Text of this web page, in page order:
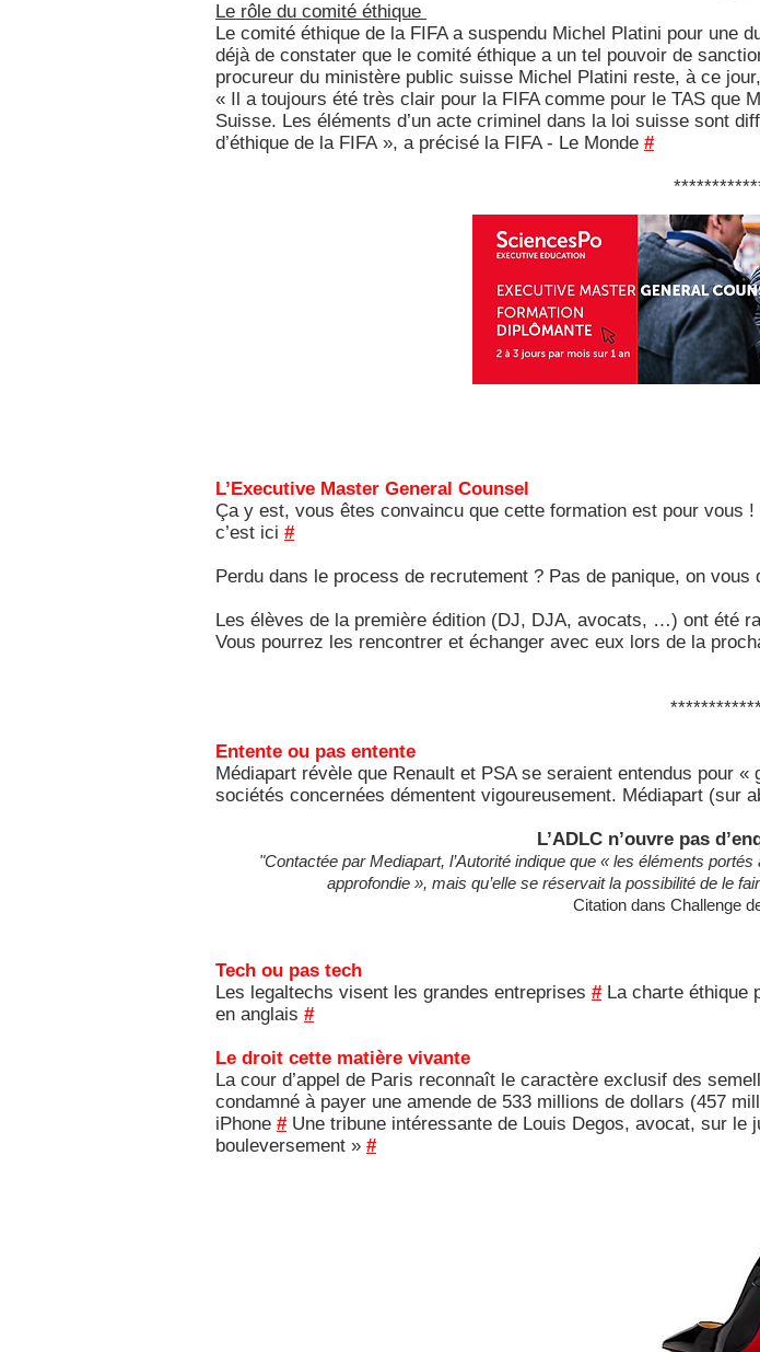
Le rôle du comité éthique
Le comité éthique de la FIFA a suspendu Michel Platini pour une
déjà de constater que le comité éthique a un tel pouvoir de
procureur du ministère public suisse Michel Platini reste, à ce
« Il a toujours été très clair pour la FIFA comme pour le TAS que
Suisse. Les éléments d’un acte criminel dans la loi suisse sont
d’éthique de la FIFA », a précisé la FIFA - Le Monde #
L’Executive Master General Counsel
Ça y est, vous êtes convaincu que cette formation est pour vous
c’est ici #
Perdu dans le process de recrutement ? Pas de panique, on vous
Les élèves de la première édition (DJ, DJA, avocats, …) ont été
Vous pourrez les rencontrer et échanger avec eux lors de la
Entente ou pas entente
Médiapart révèle que Renault et PSA se seraient entendus pour
sociétés concernées démentent vigoureusement. Médiapart (sur
L’ADLC n’ouvre pas
"Contactée par Mediapart, l’Autorité indique que « les éléments
approfondie », mais qu’elle se réservait la possibilité de le
Citation dans Challenge
Tech ou pas tech
Les legaltechs visent les grandes entreprises #La charte éthique
en anglais #
Le droit cette matière vivante
La cour d’appel de Paris reconnaît le caractère exclusif des
condamné à payer une amende de 533 millions de dollars (457
iPhone #Une tribune intéressante de Louis Degos, avocat, sur le
bouleversement » #